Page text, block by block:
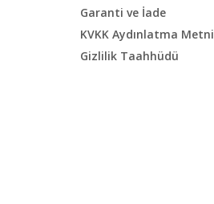
Garanti ve İade
KVKK Aydınlatma Metni
Gizlilik Taahhüdü